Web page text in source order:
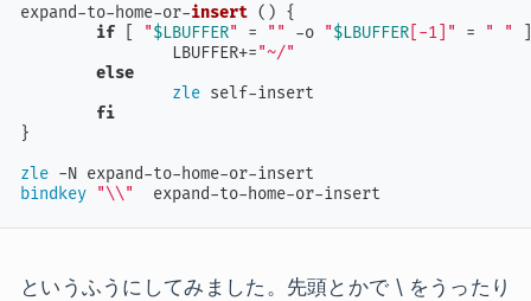
expand-to-home-or-insert () {
if
"$LBUFFER" = "" -o "$LBUFFER [-1]" = " "
		LBUFFER+=
"~/"
else
zle self-insert
fi
}
zle
bindkey "\\"
  expand-to-home-or-insert
というふうにしてみました。先頭とかで \ をうったり